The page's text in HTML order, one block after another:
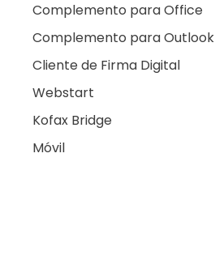
Complemento para Office
Complemento para Outlook
Cliente de Firma Digital
Webstart
Kofax Bridge
Móvil